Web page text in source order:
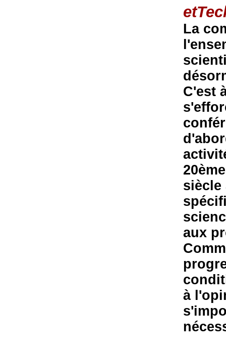
La
C'est
siècle
aux
à